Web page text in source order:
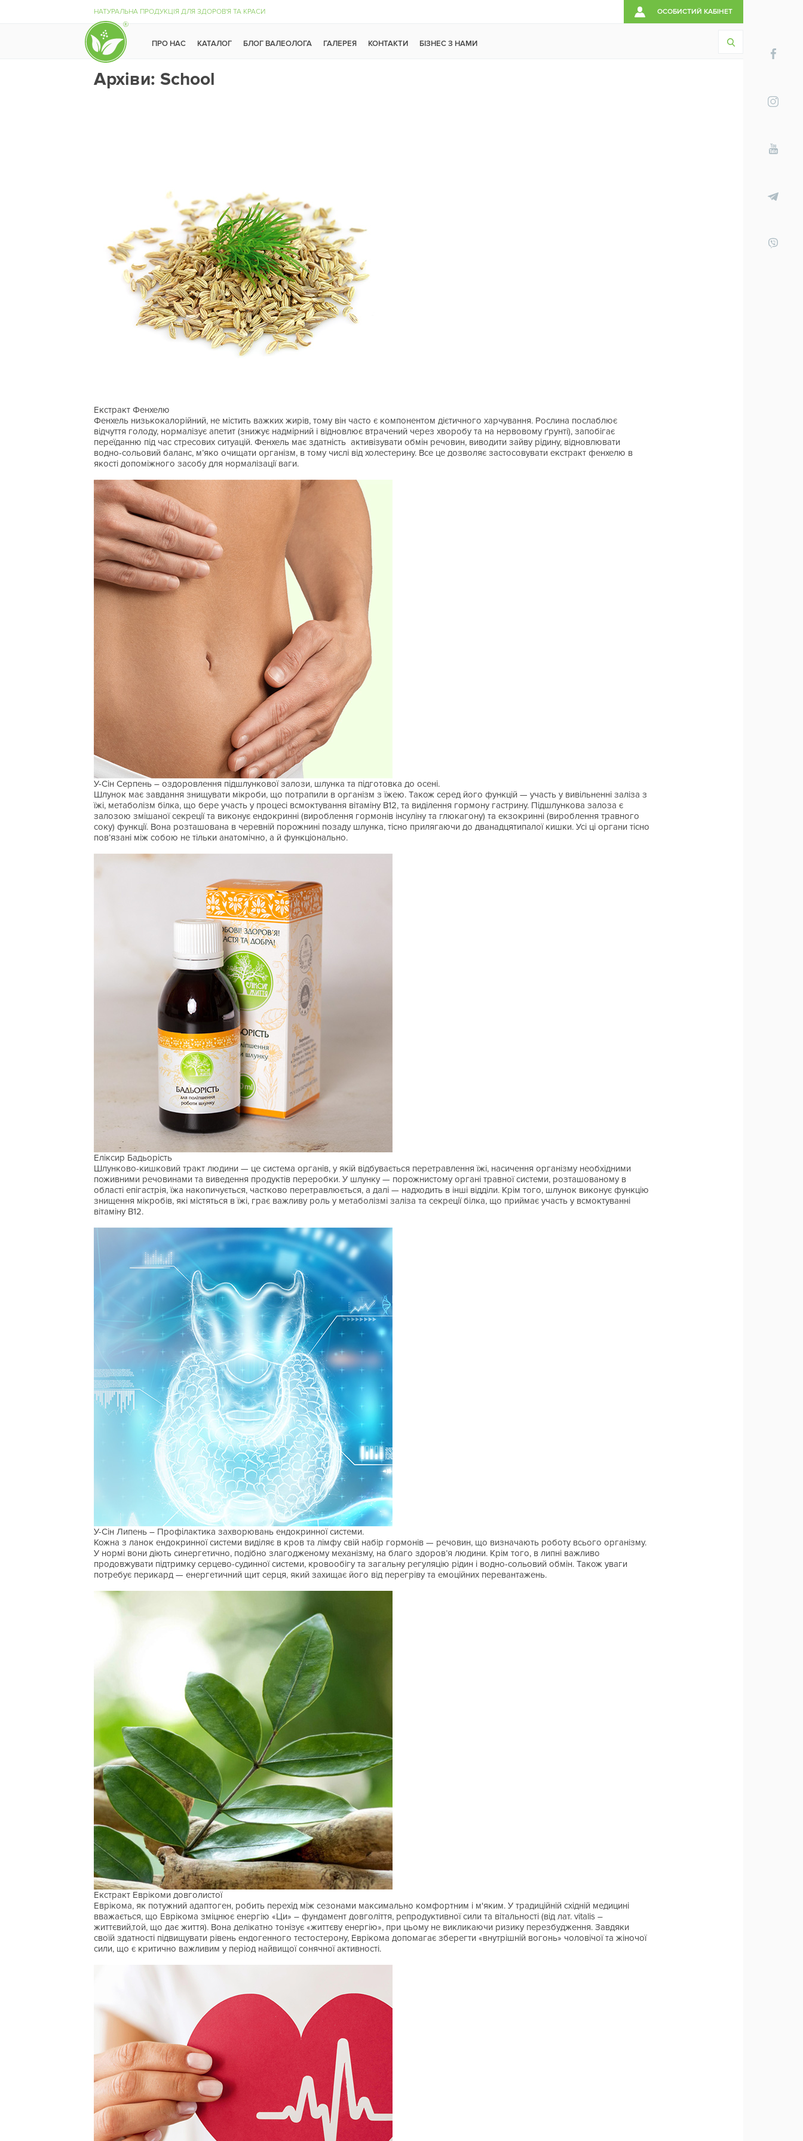
НАТУРАЛЬНА ПРОДУКЦІЯ ДЛЯ ЗДОРОВ'Я ТА КРАСИ ОСОБИСТИЙ КАБІНЕТ
ПРО НАС КАТАЛОГ БЛОГ ВАЛЕОЛОГА ГАЛЕРЕЯ КОНТАКТИ БІЗНЕС З НАМИ
Архіви: School
Екстракт Фенхелю
Фенхель низькокалорійний, не містить важких жирів, тому він часто є компонентом дієтичного харчування. Рослина послаблює
відчуття голоду, нормалізує апетит (знижує надмірний і відновлює втрачений через хворобу та на нервовому ґрунті), запобігає
переїданню під час стресових ситуацій. Фенхель має здатність активізувати обмін речовин, виводити зайву рідину, відновлювати
водно-сольовий баланс, м’яко очищати організм, в тому числі від холестерину. Все це дозволяє застосовувати екстракт фенхелю в
якості допоміжного засобу для нормалізації ваги.
У-Сін Серпень – оздоровлення підшлункової залози, шлунка та підготовка до осені.
Шлунок має завдання знищувати мікроби, що потрапили в організм з їжею. Також серед його функцій — участь у вивільненні заліза з
їжі, метаболізм білка, що бере участь у процесі всмоктування вітаміну В12, та виділення гормону гастрину. Підшлункова залоза є
залозою змішаної секреції та виконує ендокринні (вироблення гормонів інсуліну та глюкагону) та екзокринні (вироблення травного
соку) функції. Вона розташована в черевній порожнині позаду шлунка, тісно прилягаючи до дванадцятипалої кишки. Усі ці органи тісно
пов’язані між собою не тільки анатомічно, а й функціонально.
Еліксир Бадьорість
Шлунково-кишковий тракт людини — це система органів, у якій відбувається перетравлення їжі, насичення організму необхідними
поживними речовинами та виведення продуктів переробки. У шлунку — порожнистому органі травної системи, розташованому в
області епігастрія, їжа накопичується, частково перетравлюється, а далі — надходить в інші відділи. Крім того, шлунок виконує функцію
знищення мікробів, які містяться в їжі, грає важливу роль у метаболізмі заліза та секреції білка, що приймає участь у всмоктуванні
вітаміну В12.
У-Сін Липень – Профілактика захворювань ендокринної системи.
Кожна з ланок ендокринної системи виділяє в кров та лімфу свій набір гормонів — речовин, що визначають роботу всього організму.
У нормі вони діють синергетично, подібно злагодженому механізму, на благо здоров’я людини. Крім того, в липні важливо
продовжувати підтримку серцево-судинної системи, кровообігу та загальну регуляцію рідин і водно-сольовий обмін. Також уваги
потребує перикард — енергетичний щит серця, який захищає його від перегріву та емоційних перевантажень.
Екстракт Еврікоми довголистої
Еврікома, як потужний адаптоген, робить перехід між сезонами максимально комфортним і м'яким. У традиційній східній медицині
вважається, що Еврікома зміцнює енергію «Ци» – фундамент довголіття, репродуктивної сили та вітальності (від лат. vitalis –
життєвий,той, що дає життя). Вона делікатно тонізує «життєву енергію», при цьому не викликаючи ризику перезбудження. Завдяки
своїй здатності підвищувати рівень ендогенного тестостерону, Еврікома допомагає зберегти «внутрішній вогонь» чоловічої та жіночої
сили, що є критично важливим у період найвищої сонячної активності.